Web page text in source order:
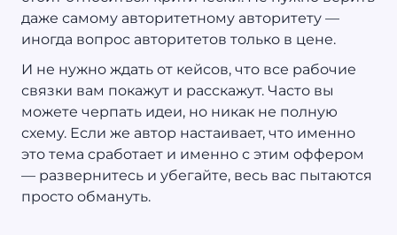
даже самому авторитетному авторитету —
иногда вопрос авторитетов только в цене.
И не нужно ждать от кейсов, что все рабочие
связки вам покажут и расскажут. Часто вы
можете черпать идеи, но никак не полную
схему. Если же автор настаивает, что именно
это тема сработает и именно с этим оффером
— развернитесь и убегайте, весь вас пытаются
просто обмануть.